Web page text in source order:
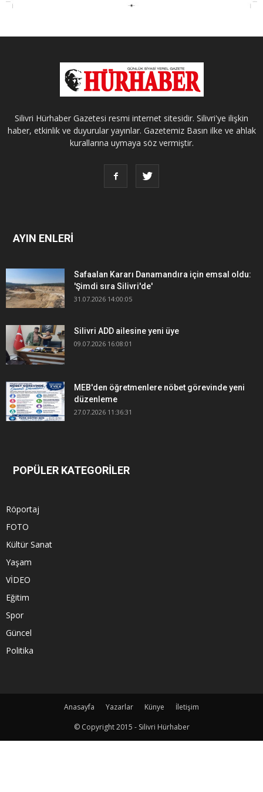
Silivri Hürhaber Gazetesi resmi internet sitesidir. Silivri'ye ilişkin
haber, etkinlik ve duyurular yayınlar. Gazetemiz Basın ilke ve ahlak
kurallarına uymaya söz vermiştir.
AYIN ENLERİ
Safaalan Kararı Danamandıra için emsal oldu:
'Şimdi sıra Silivri'de'
31.07.2026 14:00:05
Silivri ADD ailesine yeni üye
09.07.2026 16:08:01
MEB'den öğretmenlere nöbet görevinde yeni
düzenleme
27.07.2026 11:36:31
POPÜLER KATEGORİLER
Röportaj
FOTO
Kültür Sanat
Yaşam
VİDEO
Eğitim
Spor
Güncel
Politika
Anasayfa Yazarlar Künye
İletişim
© Copyright 2015 - Silivri Hürhaber